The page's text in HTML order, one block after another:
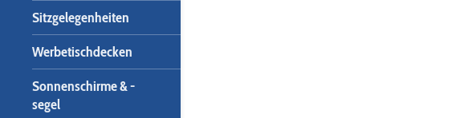
Sitzgelegenheiten
Werbetischdecken
Sonnenschirme & -
segel